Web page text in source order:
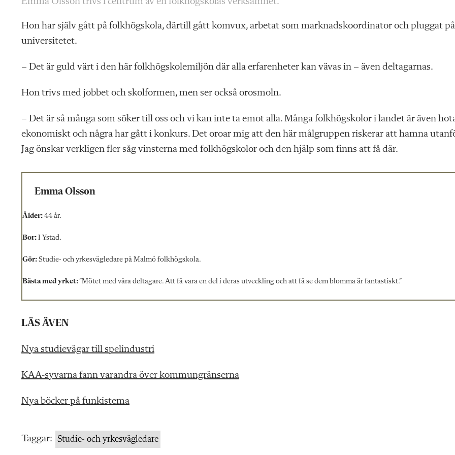
Hon har själv gått på folkhögskola, därtill gått komvux, arbetat som marknadskoordinator och pluggat på
universitetet.
– Det är guld värt i den här folkhögskolemiljön där alla erfarenheter kan vävas in – även deltagarnas.
Hon trivs med jobbet och skolformen, men ser också orosmoln.
– Det är så många som söker till oss och vi kan inte ta emot alla. Många folkhögskolor i landet är även
ekonomiskt och några har gått i konkurs. Det oroar mig att den här målgruppen riskerar att hamna
Jag önskar verkligen fler såg vinsterna med folkhögskolor och den hjälp som finns att få där.
Emma Olsson
Ålder: 44 år.
Bor: I Ystad.
Gör: Studie- och yrkesvägledare på Malmö folkhögskola.
Bästa med yrket:”Mötet med våra deltagare. Att få vara en del i deras utveckling och att få se dem blomma är fantastiskt.”
LÄS ÄVEN
Nya studievägar till spelindustri
KAA-syvarna fann varandra över kommungränserna
Nya böcker på funkistema
Taggar: Studie- och yrkesvägledare